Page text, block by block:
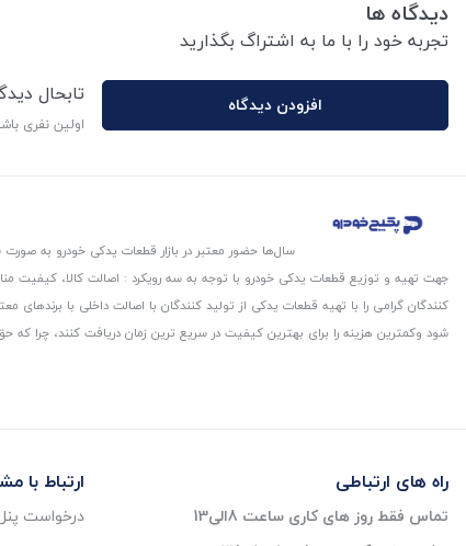
دیدگاه ها
تجربه خود را با ما به اشتراگ بگذارید
افزودن دیدگاه تابحال
اولین نفری
سال‌ها حضور معتبر در بازار قطعات یدکی خودرو به
جهت تهیه و توزیع قطعات یدکی خودرو با توجه به سه رویکرد : اصالت کالا، کیفیت
کنندگان گرامی را با تهیه قطعات یدکی از تولید کنندگان با اصالت داخلی با
شود و‌کمترین هزینه را برای بهترین کیفیت در سریع ترین زمان دریافت کنند، چرا
راه های ارتباطی
تماس فقط روز های کاری ساعت 8الی13
ارتباط با
درخواست